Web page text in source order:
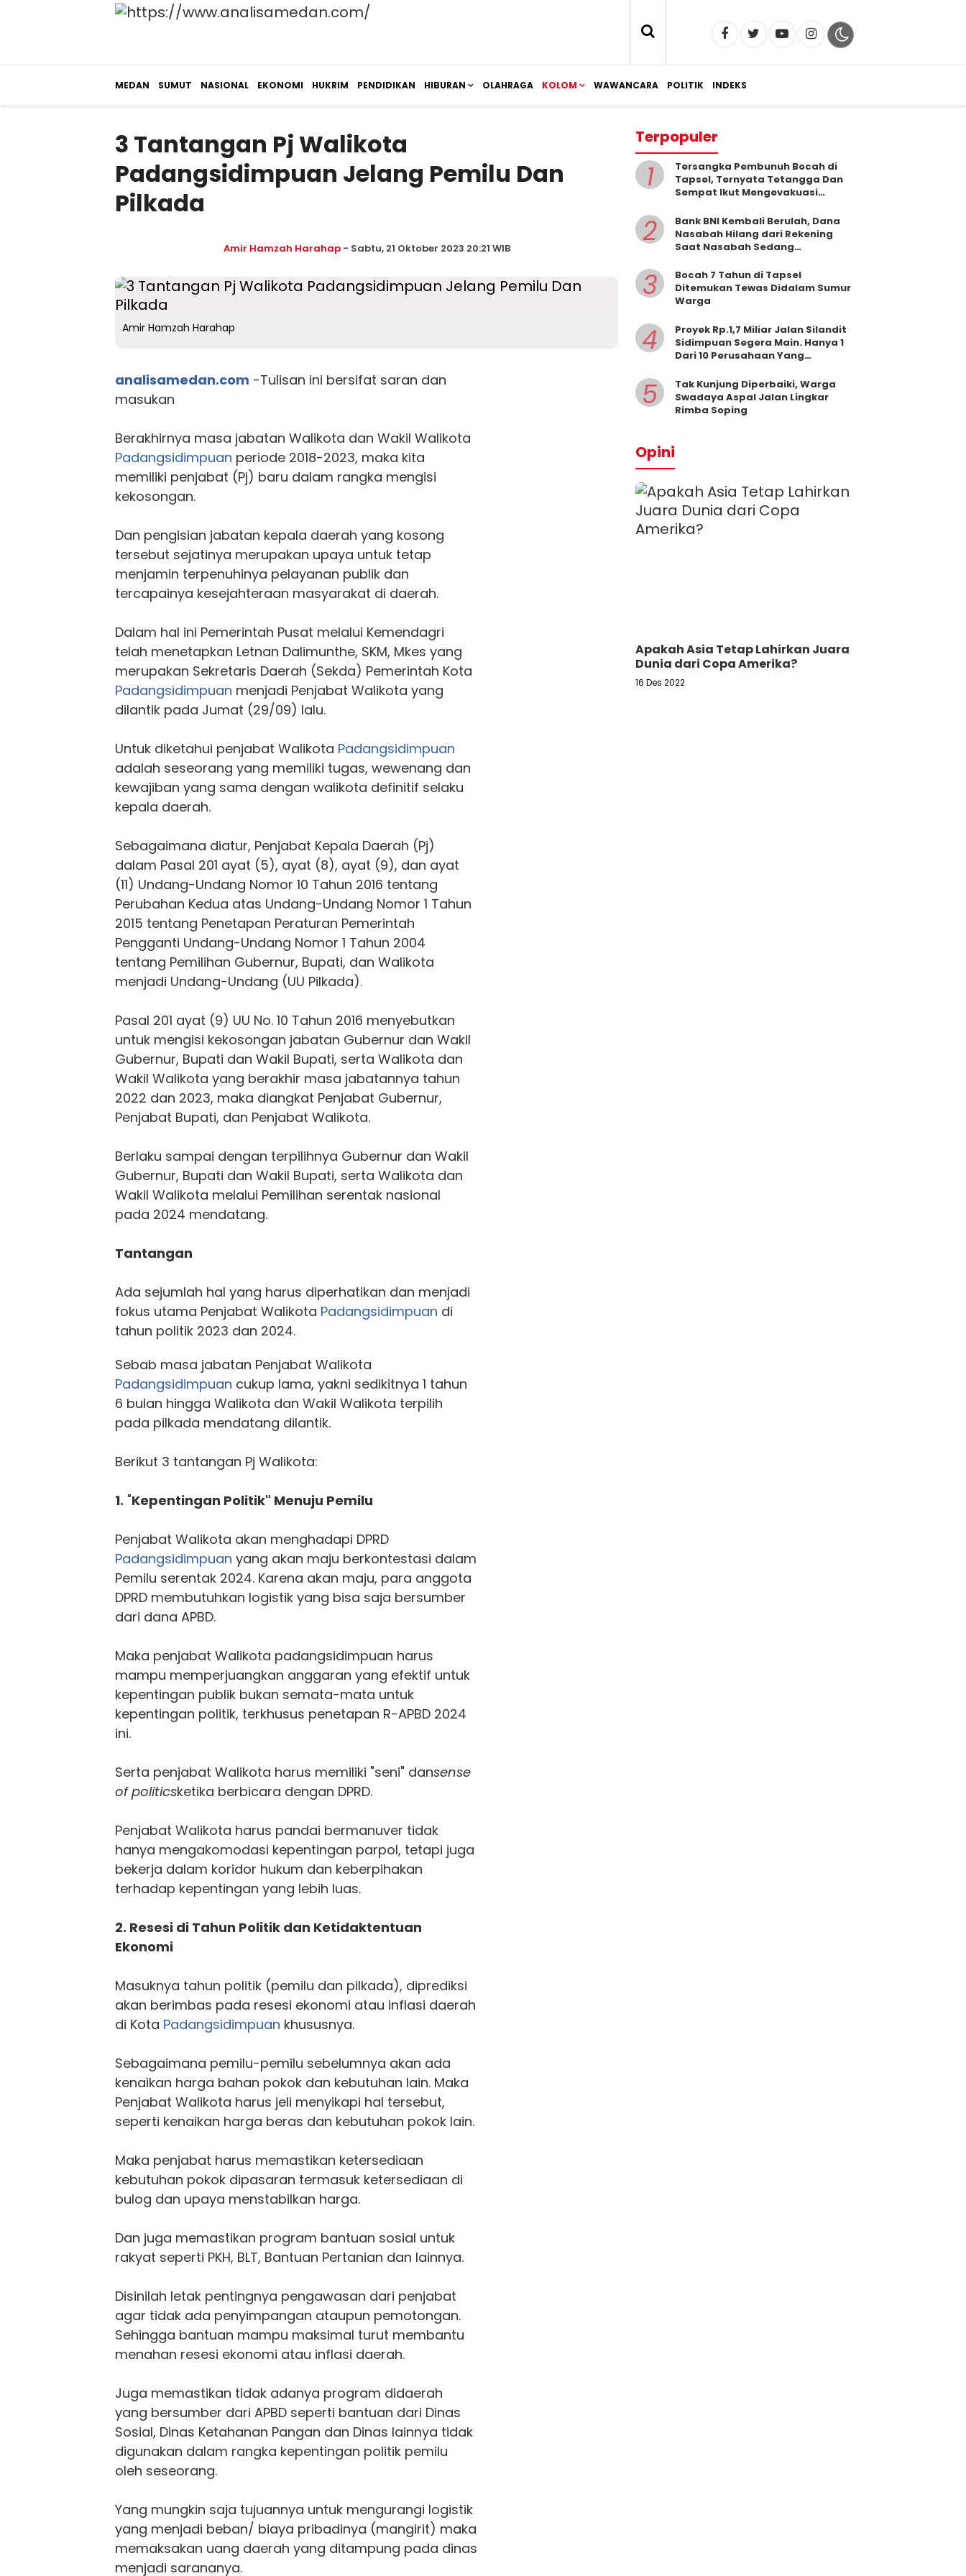
MEDAN SUMUT NASIONAL EKONOMI HUKRIM PENDIDIKAN HIBURAN OLAHRAGA KOLOM WAWANCARA POLITIK INDEKS
3 Tantangan Pj Walikota
Padangsidimpuan Jelang Pemilu Dan
Pilkada
Amir Hamzah Harahap- Sabtu, 21 Oktober 2023 20:21 WIB
Amir Hamzah Harahap
analisamedan.com -Tulisan ini bersifat saran dan
masukan
Berakhirnya masa jabatan Walikota dan Wakil Walikota
Padangsidimpuan periode 2018-2023, maka kita
memiliki penjabat (Pj) baru dalam rangka mengisi
kekosongan.
Dan pengisian jabatan kepala daerah yang kosong
tersebut sejatinya merupakan upaya untuk tetap
menjamin terpenuhinya pelayanan publik dan
tercapainya kesejahteraan masyarakat di daerah.
Dalam hal ini Pemerintah Pusat melalui Kemendagri
telah menetapkan Letnan Dalimunthe, SKM, Mkes yang
merupakan Sekretaris Daerah (Sekda) Pemerintah Kota
Padangsidimpuan menjadi Penjabat Walikota yang
dilantik pada Jumat (29/09) lalu.
Untuk diketahui penjabat Walikota Padangsidimpuan
adalah seseorang yang memiliki tugas, wewenang dan
kewajiban yang sama dengan walikota definitif selaku
kepala daerah.
Sebagaimana diatur, Penjabat Kepala Daerah (Pj)
dalam Pasal 201 ayat (5), ayat (8), ayat (9), dan ayat
(11) Undang-Undang Nomor 10 Tahun 2016 tentang
Perubahan Kedua atas Undang-Undang Nomor 1 Tahun
2015 tentang Penetapan Peraturan Pemerintah
Pengganti Undang-Undang Nomor 1 Tahun 2004
tentang Pemilihan Gubernur, Bupati, dan Walikota
menjadi Undang-Undang (UU Pilkada).
Pasal 201 ayat (9) UU No. 10 Tahun 2016 menyebutkan
untuk mengisi kekosongan jabatan Gubernur dan Wakil
Gubernur, Bupati dan Wakil Bupati, serta Walikota dan
Wakil Walikota yang berakhir masa jabatannya tahun
2022 dan 2023, maka diangkat Penjabat Gubernur,
Penjabat Bupati, dan Penjabat Walikota.
Berlaku sampai dengan terpilihnya Gubernur dan Wakil
Gubernur, Bupati dan Wakil Bupati, serta Walikota dan
Wakil Walikota melalui Pemilihan serentak nasional
pada 2024 mendatang.
Tantangan
Ada sejumlah hal yang harus diperhatikan dan menjadi
fokus utama Penjabat Walikota Padangsidimpuan di
tahun politik 2023 dan 2024.
Sebab masa jabatan Penjabat Walikota
Padangsidimpuan cukup lama, yakni sedikitnya 1 tahun
6 bulan hingga Walikota dan Wakil Walikota terpilih
pada pilkada mendatang dilantik.
Berikut 3 tantangan Pj Walikota:
1. "Kepentingan Politik" Menuju Pemilu
Penjabat Walikota akan menghadapi DPRD
Padangsidimpuan yang akan maju berkontestasi dalam
Pemilu serentak 2024. Karena akan maju, para anggota
DPRD membutuhkan logistik yang bisa saja bersumber
dari dana APBD.
Maka penjabat Walikota padangsidimpuan harus
mampu memperjuangkan anggaran yang efektif untuk
kepentingan publik bukan semata-mata untuk
kepentingan politik, terkhusus penetapan R-APBD 2024
ini.
Serta penjabat Walikota harus memiliki "seni" dansense
of politicsketika berbicara dengan DPRD.
Penjabat Walikota harus pandai bermanuver tidak
hanya mengakomodasi kepentingan parpol, tetapi juga
bekerja dalam koridor hukum dan keberpihakan
terhadap kepentingan yang lebih luas.
2. Resesi di Tahun Politik dan Ketidaktentuan
Ekonomi
Masuknya tahun politik (pemilu dan pilkada), diprediksi
akan berimbas pada resesi ekonomi atau inflasi daerah
di Kota Padangsidimpuan khususnya.
Sebagaimana pemilu-pemilu sebelumnya akan ada
kenaikan harga bahan pokok dan kebutuhan lain. Maka
Penjabat Walikota harus jeli menyikapi hal tersebut,
seperti kenaikan harga beras dan kebutuhan pokok lain.
Maka penjabat harus memastikan ketersediaan
kebutuhan pokok dipasaran termasuk ketersediaan di
bulog dan upaya menstabilkan harga.
Dan juga memastikan program bantuan sosial untuk
rakyat seperti PKH, BLT, Bantuan Pertanian dan lainnya.
Disinilah letak pentingnya pengawasan dari penjabat
agar tidak ada penyimpangan ataupun pemotongan.
Sehingga bantuan mampu maksimal turut membantu
menahan resesi ekonomi atau inflasi daerah.
Juga memastikan tidak adanya program didaerah
yang bersumber dari APBD seperti bantuan dari Dinas
Sosial, Dinas Ketahanan Pangan dan Dinas lainnya tidak
digunakan dalam rangka kepentingan politik pemilu
oleh seseorang.
Yang mungkin saja tujuannya untuk mengurangi logistik
yang menjadi beban/ biaya pribadinya (mangirit) maka
memaksakan uang daerah yang ditampung pada dinas
menjadi sarananya.
Terpopuler
1
Tersangka Pembunuh Bocah di
Tapsel, Ternyata Tetangga Dan
Sempat Ikut Mengevakuasi
2
Bank BNI Kembali Berulah, Dana
Nasabah Hilang dari Rekening
Saat Nasabah Sedang
3
Bocah 7 Tahun di Tapsel
Ditemukan Tewas Didalam Sumur
Warga
4
Proyek Rp.1,7 Miliar Jalan Silandit
Sidimpuan Segera Main. Hanya 1
Dari 10 Perusahaan Yang
5
Tak Kunjung Diperbaiki, Warga
Swadaya Aspal Jalan Lingkar
Rimba Soping
Opini
Apakah Asia Tetap Lahirkan Juara
Dunia dari Copa Amerika?
16 Des 2022